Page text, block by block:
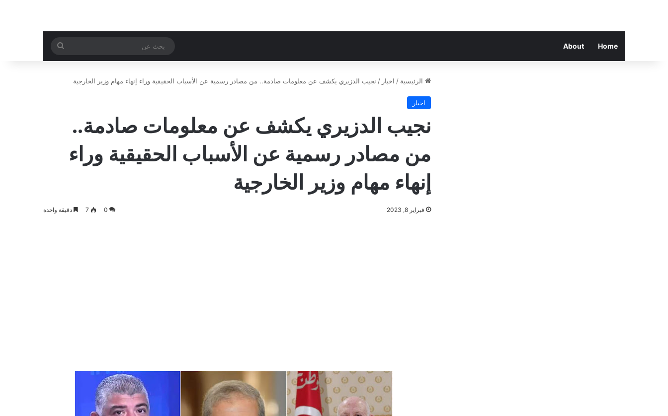
Home
About
بحث
عن
الرئيسية / اخبار / نجيب الدزيري يكشف عن معلومات صادمة.. من مصادر رسمية عن الأسباب الحقيقية وراء إنهاء مهام وزير الخارجية
اخبار
نجيب الدزيري يكشف عن معلومات صادمة..
من مصادر رسمية عن الأسباب الحقيقية وراء
إنهاء مهام وزير الخارجية
فبراير 8, 2023 0
7 دقيقة واحدة